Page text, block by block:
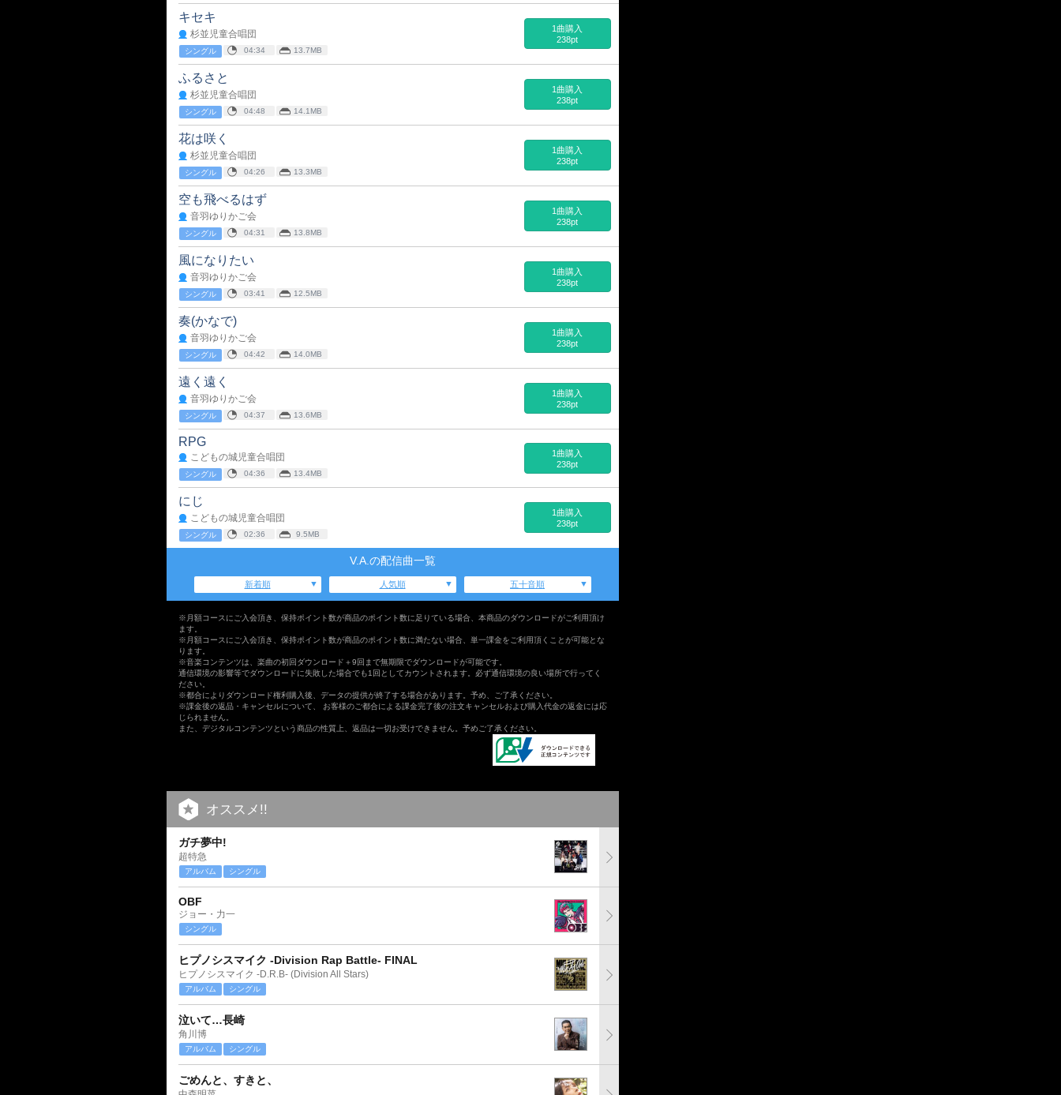
キセキ
杉並児童合唱団
シングル 04:34 13.7MB
1曲購入
238pt
ふるさと
杉並児童合唱団
シングル 04:48 14.1MB
1曲購入
238pt
花は咲く
杉並児童合唱団
シングル 04:26 13.3MB
1曲購入
238pt
空も飛べるはず
音羽ゆりかご会
シングル 04:31 13.8MB
1曲購入
238pt
風になりたい
音羽ゆりかご会
シングル 03:41 12.5MB
1曲購入
238pt
奏(かなで)
音羽ゆりかご会
シングル 04:42 14.0MB
1曲購入
238pt
遠く遠く
音羽ゆりかご会
シングル 04:37 13.6MB
1曲購入
238pt
RPG
こどもの城児童合唱団
シングル 04:36 13.4MB
1曲購入
238pt
にじ
こどもの城児童合唱団
シングル 02:36 9.5MB
1曲購入
238pt
V.A.の配信曲一覧
新着順 人気順 五十音順
※月額コースにご入会頂き、保持ポイント数が商品のポイント数に足りている場合、本商品のダウンロードがご利用頂け
ます。
※月額コースにご入会頂き、保持ポイント数が商品のポイント数に満たない場合、単一課金をご利用頂くことが可能とな
ります。
※音楽コンテンツは、楽曲の初回ダウンロード＋9回まで無期限でダウンロードが可能です。
通信環境の影響等でダウンロードに失敗した場合でも1回としてカウントされます。必ず通信環境の良い場所で行ってく
ださい。
※都合によりダウンロード権利購入後、データの提供が終了する場合があります。予め、ご了承ください。
※課金後の返品・キャンセルについて、 お客様のご都合による課金完了後の注文キャンセルおよび購入代金の返金には応
じられません。
また、デジタルコンテンツという商品の性質上、返品は一切お受けできません。予めご了承ください。
オススメ!!
ガチ夢中!
超特急
アルバム シングル
OBF
ジョー・力一
シングル
ヒプノシスマイク -Division Rap Battle- FINAL
ヒプノシスマイク -D.R.B- (Division All Stars)
アルバム シングル
泣いて…長崎
角川博
アルバム シングル
ごめんと、すきと、